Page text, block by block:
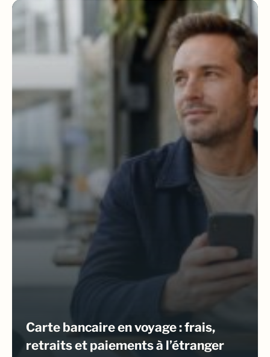
Carte bancaire en voyage : frais,
retraits et paiements à l’étranger